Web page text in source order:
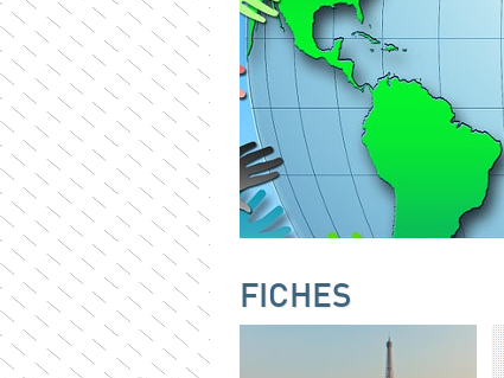
FICHES